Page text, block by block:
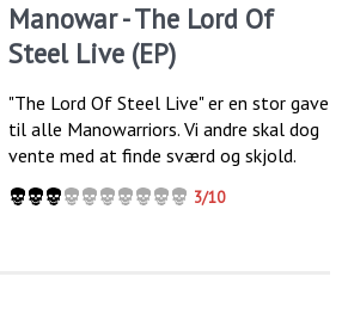
Manowar - The Lord Of
Steel Live (EP)
"The Lord Of Steel Live" er en stor gave
til alle Manowarriors. Vi andre skal dog
vente med at finde sværd og skjold.
3/10